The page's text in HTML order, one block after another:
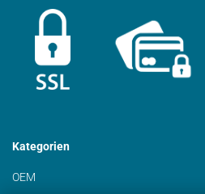
Kategorien
OEM